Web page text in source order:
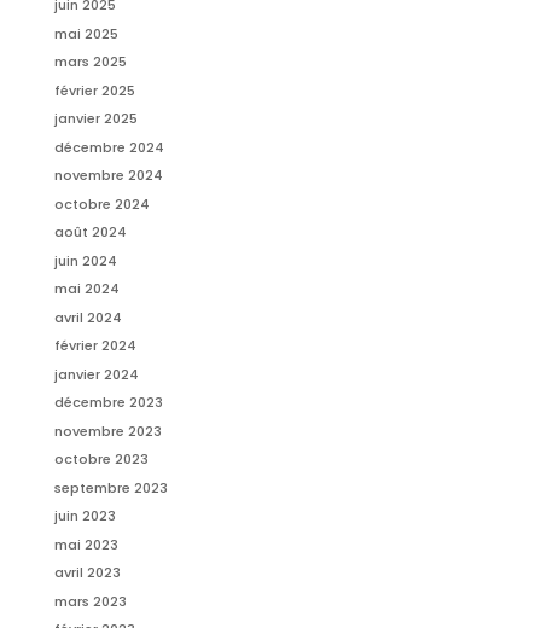
juin 2025
mai 2025
mars 2025
février 2025
janvier 2025
décembre 2024
novembre 2024
octobre 2024
août 2024
juin 2024
mai 2024
avril 2024
février 2024
janvier 2024
décembre 2023
novembre 2023
octobre 2023
septembre 2023
juin 2023
mai 2023
avril 2023
mars 2023